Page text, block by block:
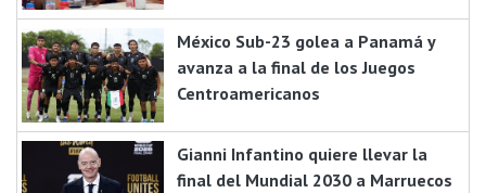
México Sub-23 golea a Panamá y
avanza a la final de los Juegos
Centroamericanos
Gianni Infantino quiere llevar la
final del Mundial 2030 a Marruecos